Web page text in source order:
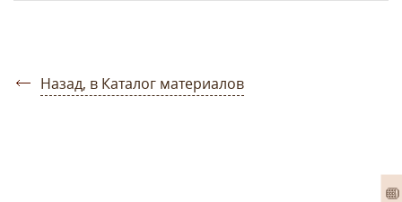
Назад, в Каталог материалов